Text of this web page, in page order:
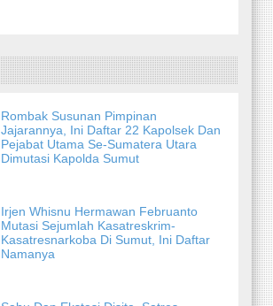
Rombak Susunan Pimpinan
Jajarannya, Ini Daftar 22 Kapolsek Dan
Pejabat Utama Se-Sumatera Utara
Dimutasi Kapolda Sumut
Irjen Whisnu Hermawan Februanto
Mutasi Sejumlah Kasatreskrim-
Kasatresnarkoba Di Sumut, Ini Daftar
Namanya